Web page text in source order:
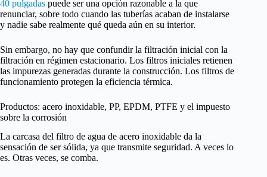
40 pulgadas puede ser una opción razonable a la que
renunciar, sobre todo cuando las tuberías acaban de instalarse
y nadie sabe realmente qué queda aún en su interior.
Sin embargo, no hay que confundir la filtración inicial con la
filtración en régimen estacionario. Los filtros iniciales retienen
las impurezas generadas durante la construcción. Los filtros de
funcionamiento protegen la eficiencia térmica.
Productos: acero inoxidable, PP, EPDM, PTFE y el impuesto
sobre la corrosión
La carcasa del filtro de agua de acero inoxidable da la
sensación de ser sólida, ya que transmite seguridad. A veces lo
es. Otras veces, se comba.